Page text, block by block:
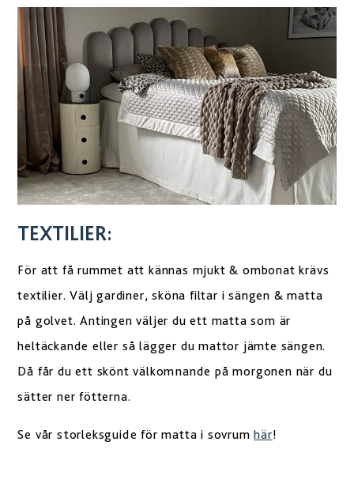
TEXTILIER:
För att få rummet att kännas mjukt & ombonat krävs
textilier. Välj gardiner, sköna filtar i sängen & matta
på golvet. Antingen väljer du ett matta som är
heltäckande eller så lägger du mattor jämte sängen.
Då får du ett skönt välkomnande på morgonen när du
sätter ner fötterna.
Se vår storleksguide för matta i sovrumhär!